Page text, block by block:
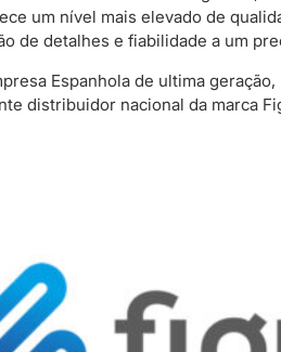
um nível mais elevado de
de detalhes e fiabilidade a um
Espanhola de ultima
distribuidor nacional da marca